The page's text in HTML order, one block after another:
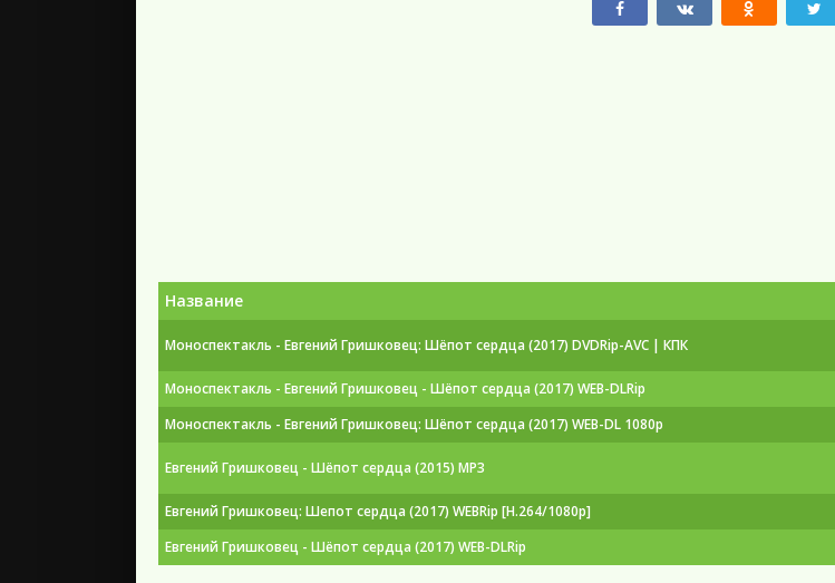
Название
Моноспектакль - Евгений Гришковец: Шёпот сердца (2017) DVDRip-AVC | КПК
Моноспектакль - Евгений Гришковец - Шёпот сердца (2017) WEB-DLRip
Моноспектакль - Евгений Гришковец: Шёпот сердца (2017) WEB-DL 1080p
Евгений Гришковец - Шёпот сердца (2015) MP3
Евгений Гришковец: Шепот сердца (2017) WEBRip [H.264/1080p]
Евгений Гришковец - Шёпот сердца (2017) WEB-DLRip